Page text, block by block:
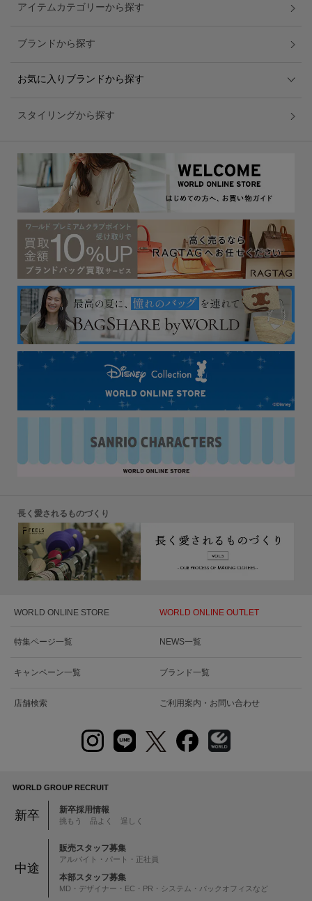
アイテムカテゴリーから探す
ブランドから探す
お気に入りブランドから探す
スタイリングから探す
長く愛されるものづくり
WORLD ONLINE STORE WORLD ONLINE OUTLET
特集ページ一覧 NEWS一覧
キャンペーン一覧 ブランド一覧
店舗検索 ご利用案内・お問い合わせ
WORLD GROUP RECRUIT
新卒 新卒採用情報
挑もう 品よく 逞しく
中途
販売スタッフ募集
アルバイト・パート・正社員
本部スタッフ募集
MD・デザイナー・EC・PR・システム・バックオフィスなど